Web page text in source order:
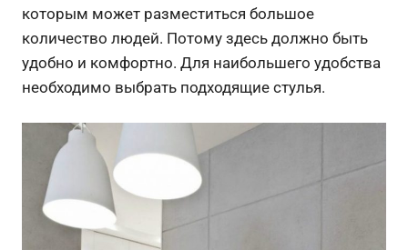
которым может разместиться большое
количество людей. Потому здесь должно быть
удобно и комфортно. Для наибольшего удобства
необходимо выбрать подходящие стулья.